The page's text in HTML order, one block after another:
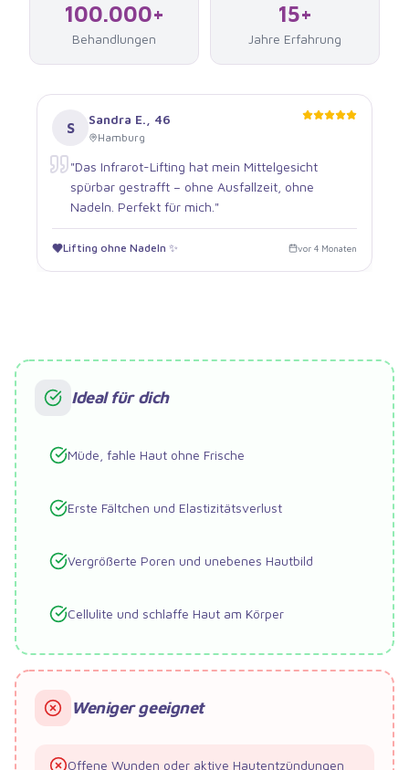
100.000+
Behandlungen
15+
Jahre Erfahrung
S Sandra E. 46
Hamburg
"Das Infrarot-Lifting hat mein Mittelgesicht
spürbar gestrafft – ohne Ausfallzeit, ohne
Nadeln. Perfekt für mich. "
Lifting ohne Nadeln ✨ vor 4 Monaten
Ideal für dich
Müde, fahle Haut ohne Frische
Erste Fältchen und Elastizitätsverlust
Vergrößerte Poren und unebenes Hautbild
Cellulite und schlaffe Haut am Körper
Weniger geeignet
Offene Wunden oder aktive Hautentzündungen